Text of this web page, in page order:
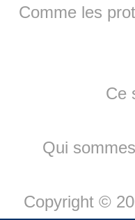
Comme les
Ce
Qui
Copyright ©